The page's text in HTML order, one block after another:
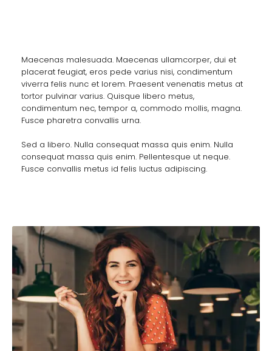
Maecenas malesuada. Maecenas ullamcorper, dui et
placerat feugiat, eros pede varius nisi, condimentum
viverra felis nunc et lorem. Praesent venenatis metus at
tortor pulvinar varius. Quisque libero metus,
condimentum nec, tempor a, commodo mollis, magna.
Fusce pharetra convallis urna.
Sed a libero. Nulla consequat massa quis enim. Nulla
consequat massa quis enim. Pellentesque ut neque.
Fusce convallis metus id felis luctus adipiscing.